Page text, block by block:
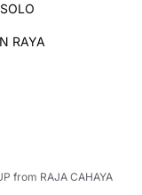
RAYA
from RAJA CAHAYA